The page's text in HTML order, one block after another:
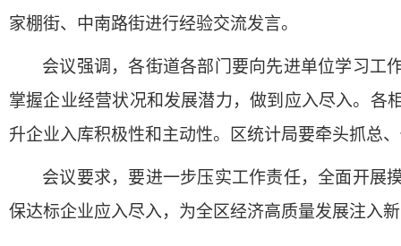
家棚街、 中南路街进行经验交流发言。
会议强调 ，各街道各部门要向先进单位学习工
掌握企业经营状况和发展潜力，做到应入尽入。各
升企业入库积极性和主动性。区统计局要牵头抓总
会议要求， 要进一步压实工作责任，全面开展
保达标企业应入尽入，为全区经济高质量发展注入